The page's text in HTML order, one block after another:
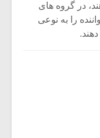
در گروه های
را به نوعی